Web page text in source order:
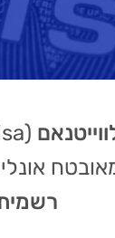
(Vietnam eVisa) ולקבל את האשרה למייל תוך
רשמית